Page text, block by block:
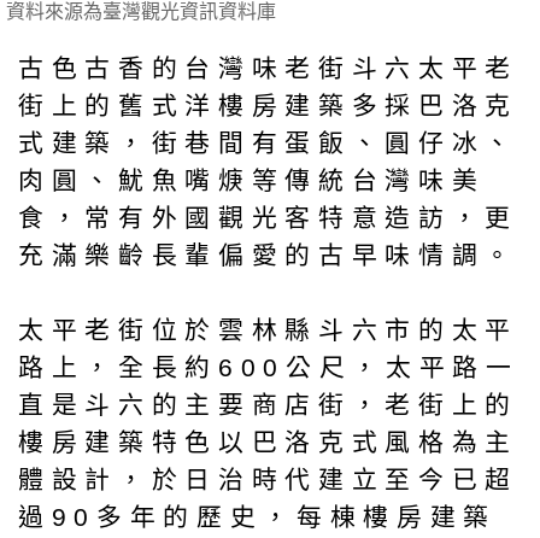
資料來源為臺灣觀光資訊資料庫
古色古香的台灣味老街斗六太平老
街上的舊式洋樓房建築多採巴洛克
式建築，街巷間有蛋飯、圓仔冰、
肉圓、魷魚嘴焿等傳統台灣味美
食，常有外國觀光客特意造訪，更
充滿樂齡長輩偏愛的古早味情調。
太平老街位於雲林縣斗六市的太平
路上，全長約600公尺，太平路一
直是斗六的主要商店街，老街上的
樓房建築特色以巴洛克式風格為主
體設計，於日治時代建立至今已超
過90多年的歷史，每棟樓房建築